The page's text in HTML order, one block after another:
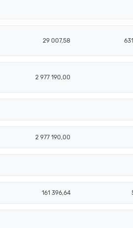
29 007,58
2 977 190,00
2 977 190,00
161 396,64